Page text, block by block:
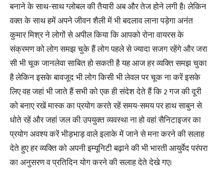
बनाने के साथ-साथ ग्लोबल की तैयारी अब और तेज होने लगी है। लेकिन
वक्त के साथ हमें अपने जीवन शैली में भी बदलाव लाना पड़ेगा अनंत
कुमार मिश्र ने लोगों से अपील किया कि आपको रोना वायरस के
संक्रमण को लोग समझ चुके हैं लोग पहले से ज्यादा सजग रहेंगे और जरा
सी भी चूक जानलेवा साबित हो सकती है यह आज हर व्यक्ति समझ चुका
है लेकिन इसके बावजूद भी लोग किसी भी लेवल पर चूक ना करें इसके
लिए वह जहां भी जाते हैं सभी को एक ही संदेश देते हैं कि 2 गज की दूरी
को बनाए रखें मास्क का प्रयोग करते रहें समय-समय पर हाथ साबुन से
धोते रहें और जहां जल की उपयुक्त व्यवस्था ना हो वहां सैनिटाइजर का
प्रयोग अवश्य करें भीड़भाड़ वाले इलाके में जाने से मना करने की सलाह
देते हुए हर व्यक्ति को अपनी इम्यूनिटी बढ़ाने की भी भारती आयुर्वेद परंपरा
का अनुसरण व प्रतिदिन योग करने की सलाह देते देखे गए।